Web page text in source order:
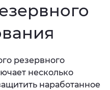
резервного
несколько
наработанное